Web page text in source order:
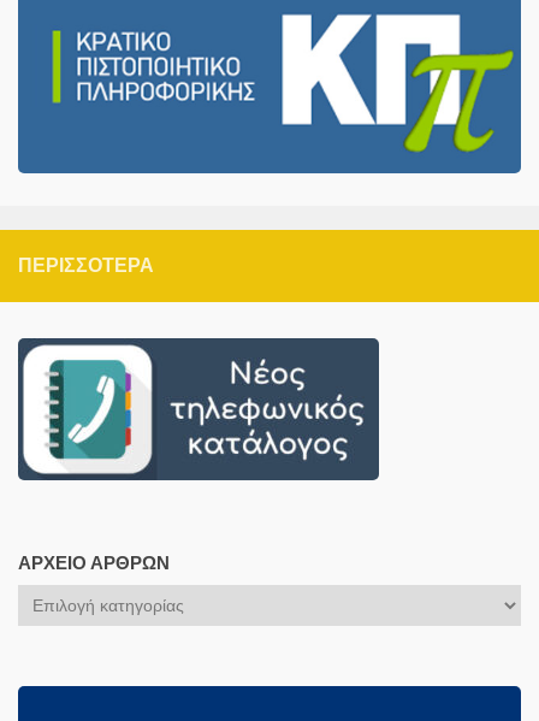
ΠΕΡΙΣΣΌΤΕΡΑ
ΑΡΧΕΊΟ ΆΡΘΡΩΝ
Αρχείο
Άρθρων